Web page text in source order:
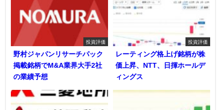
投資評価
野村ジャパンリサーチパック
掲載銘柄でM&A業界大手2社
の業績予想
投資評価
レーティング格上げ銘柄が株
価上昇、NTT、日揮ホールデ
ィングス